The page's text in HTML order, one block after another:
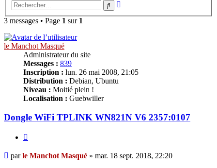
Rechercher
3 messages • Page 1 sur 1
le Manchot Masqué
Administrateur du site
Messages : 839
Inscription : lun. 26 mai 2008, 21:05
Distribution : Debian, Ubuntu
Niveau : Moitié plein !
Localisation : Guebwiller
Dongle WiFi TPLINK WN821N V6 2357:0107
Message
parle Manchot Masqué » mar. 18 sept. 2018, 22:20